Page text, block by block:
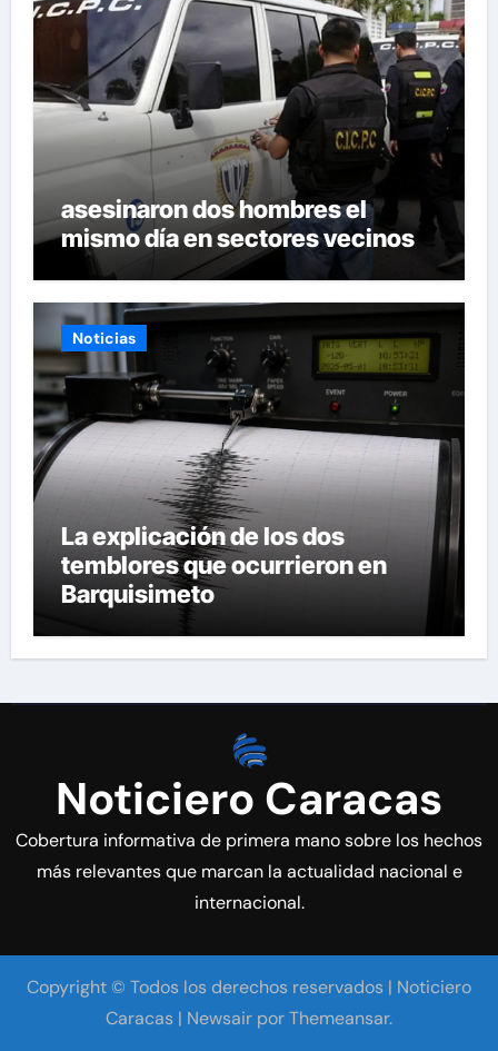
asesinaron dos hombres el
mismo día en sectores vecinos
Noticias
La explicación de los dos
temblores que ocurrieron en
Barquisimeto
Noticiero Caracas
Cobertura informativa de primera mano sobre los hechos
más relevantes que marcan la actualidad nacional e
internacional.
Copyright © Todos los derechos reservados | Noticiero
Caracas | Newsair porThemeansar.